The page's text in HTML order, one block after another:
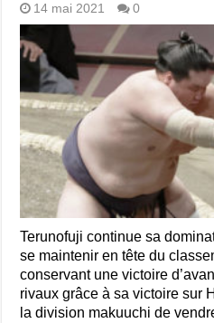
14 mai 2021 0
Terunofuji continue sa
se maintenir en tête du
conservant une victoire
rivaux grâce à sa victoire sur
la division makuuchi de